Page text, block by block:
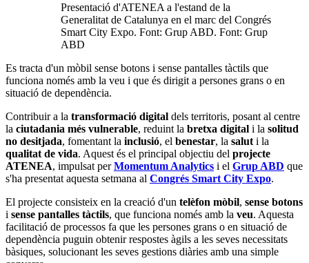
Presentació d'ATENEA a l'estand de la
Generalitat de Catalunya en el marc del Congrés
Smart City Expo. Font: Grup ABD. Font: Grup
ABD
Es tracta d'un mòbil sense botons i sense pantalles tàctils que
funciona només amb la veu i que és dirigit a persones grans o en
situació de dependència.
Contribuir a la transformació digital dels territoris, posant al centre
la ciutadania més vulnerable, reduint la bretxa digital i la solitud
no desitjada, fomentant la inclusió, el benestar, la salut i la
qualitat de vida. Aquest és el principal objectiu del projecte
ATENEA, impulsat perMomentum Analytics i el Grup ABD que
s'ha presentat aquesta setmana al Congrés Smart City Expo.
El projecte consisteix en la creació d'un telèfon mòbil, sense botons
i sense pantalles tàctils, que funciona només amb la veu. Aquesta
facilitació de processos fa que les persones grans o en situació de
dependència puguin obtenir respostes àgils a les seves necessitats
bàsiques, solucionant les seves gestions diàries amb una simple